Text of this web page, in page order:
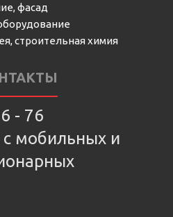
фасад
строительная химия
- 76
с мобильных и